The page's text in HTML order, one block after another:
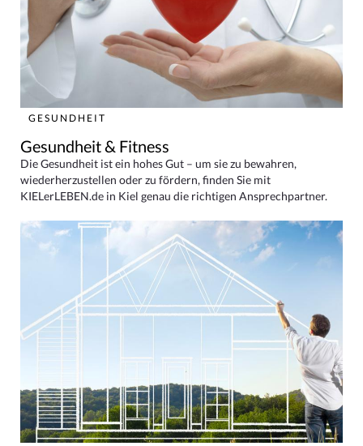
GESUNDHEIT
Gesundheit & Fitness
Die Gesundheit ist ein hohes Gut – um sie zu bewahren,
wiederherzustellen oder zu fördern, finden Sie mit
KIELerLEBEN.de in Kiel genau die richtigen Ansprechpartner.